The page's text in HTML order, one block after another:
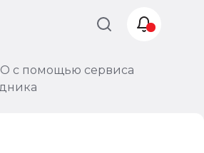
с помощью сервиса